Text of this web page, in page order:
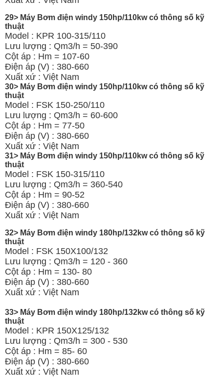
29> Máy Bơm điện windy 150hp/110kw có thông số kỹ
thuật
Model : KPR 100-315/110
Lưu lượng : Qm3/h = 50-390
Cột áp : Hm = 107-60
Điện áp (V) : 380-660
Xuất xứ : Việt Nam
30> Máy Bơm điện windy 150hp/110kw có thông số kỹ
thuật
Model : FSK 150-250/110
Lưu lượng : Qm3/h = 60-600
Cột áp : Hm = 77-50
Điện áp (V) : 380-660
Xuất xứ : Việt Nam
31> Máy Bơm điện windy 150hp/110kw có thông số kỹ
thuật
Model : FSK 150-315/110
Lưu lượng : Qm3/h = 360-540
Cột áp : Hm = 90-52
Điện áp (V) : 380-660
Xuất xứ : Việt Nam
32> Máy Bơm điện windy 180hp/132kw có thông số kỹ
thuật
Model : FSK 150X100/132
Lưu lượng : Qm3/h = 120 - 360
Cột áp : Hm = 130- 80
Điện áp (V) : 380-660
Xuất xứ : Việt Nam
33> Máy Bơm điện windy 180hp/132kw có thông số kỹ
thuật
Model : KPR 150X125/132
Lưu lượng : Qm3/h = 300 - 530
Cột áp : Hm = 85- 60
Điện áp (V) : 380-660
Xuất xứ : Việt Nam